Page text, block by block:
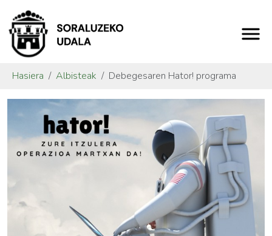
Hasiera Albisteak Debegesaren Hator! programa